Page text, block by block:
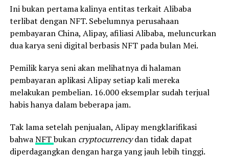
Ini bukan pertama kalinya entitas terkait Alibaba
terlibat dengan NFT. Sebelumnya perusahaan
pembayaran China, Alipay, afiliasi Alibaba, meluncurkan
dua karya seni digital berbasis NFT pada bulan Mei.
Pemilik karya seni akan melihatnya di halaman
pembayaran aplikasi Alipay setiap kali mereka
melakukan pembelian. 16.000 eksemplar sudah terjual
habis hanya dalam beberapa jam.
Tak lama setelah penjualan, Alipay mengklarifikasi
bahwaNFTbukan cryptocurrencydan tidak dapat
diperdagangkan dengan harga yang jauh lebih tinggi.